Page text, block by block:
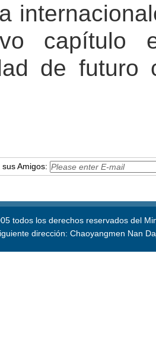
capítulo
de futuro
sus Amigos:
todos los derechos reservados del
dirección: Chaoyangmen Nan